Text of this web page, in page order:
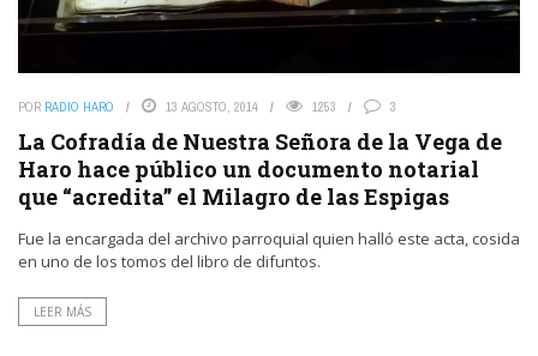
POR RADIO HARO 13 AGOSTO, 2014 1253 3
La Cofradía de Nuestra Señora de la Vega de
Haro hace público un documento notarial
que “acredita” el Milagro de las Espigas
Fue la encargada del archivo parroquial quien halló este acta, cosida
en uno de los tomos del libro de difuntos.
LEER MÁS